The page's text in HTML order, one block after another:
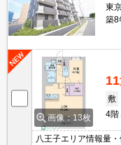
東
築8
画像：13枚
11
敷
4階
八王子エリア情報量